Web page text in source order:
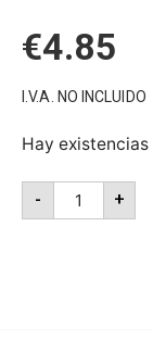
€4.85
I.V.A. NO INCLUIDO
Hay existencias
- +